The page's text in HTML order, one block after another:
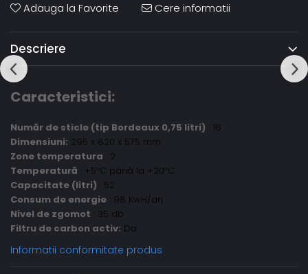
Adauga la Favorite Cere informatii
Descriere
Caracteristici:
Număr de sticle (tip Bordeaux 0,75 litri) : 16
Dimensiuni: 295 x 820 x 575 mm
Zone temperatura : 2
Temperatură : +5ºC până la +20ºC
Capacitate (litri) : 52
Consum de energie : 98 KwH/an
Nivel de zgomot : 35 db
Filtru de carbon activ: Da
Informatii conformitate produs